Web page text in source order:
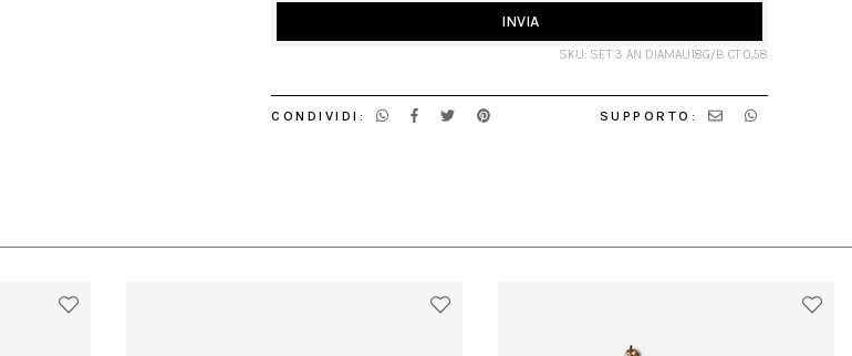
INVIA
SKU: SET 3 AN DIAMAU18G/B CT 0,58
CONDIVIDI: SUPPORTO: